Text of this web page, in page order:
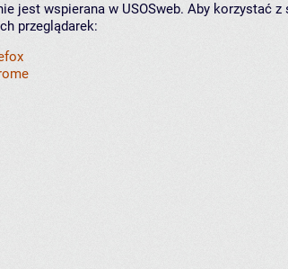
jest wspierana w USOSweb. Aby korzystać
przeglądarek: